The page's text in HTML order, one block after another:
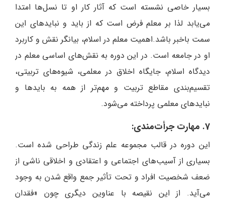
بسیار خاصی نشسته است که آثار کار او تا نسل‌ها امتدا
می‌یابد لذا بر معلم فرض است که از باید و نبایدهای این
سمت باخبر باشد.اهمیت معلم در اسلام، بیانگر نقش و کاربرد
او در جامعه است. در این دوره به نقش‌های اساسی معلم در
دیدگاه اسلام، جایگاه اخلاق در معلمی، شیوه‌های تربیتی،
تقسیم‌بندی مقاطع تربیت و مهم‌تر از همه به بایدها و
نبایدهای معلمی پرداخته می‌شود.
7. مهارت جرأت‌مندی:
این دوره در قالب مجموعه علم زندگی طراحی شده است.
بسیاری از آسیب‌های اجتماعی و اعتقادی و اخلاقی ناشی از
ضعف شخصیت افراد و تحت تأثیر جمع واقع شدن به وجود
می‌آید. از این نقیصه با عناوین دیگری چون «فقدان